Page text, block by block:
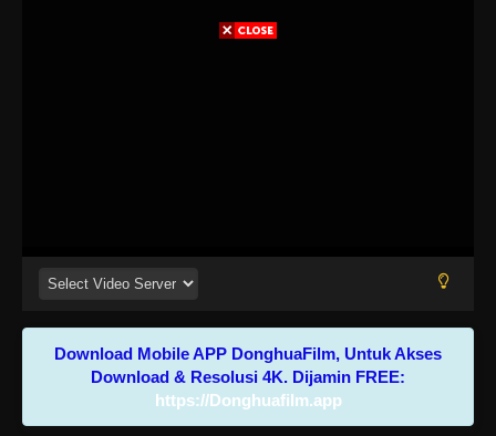
Download Mobile APP DonghuaFilm, Untuk Akses
Download & Resolusi 4K. Dijamin FREE:
https://Donghuafilm.app